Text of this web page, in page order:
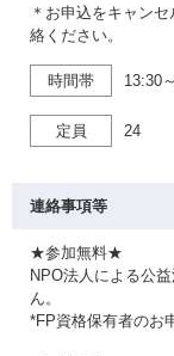
＊お申込をキャン
絡ください。
時間帯 13:30
定員 24
連絡事項等
★参加無料★
NPO法人による公
ん。
*FP資格保有者のお